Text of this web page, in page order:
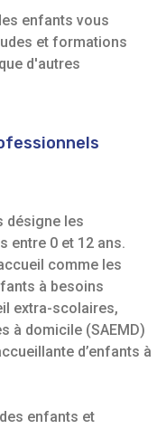
enfants vous
et formations
d'autres
désigne les
entre 0 et 12 ans.
comme les
à besoins
extra-scolaires,
à domicile (SAEMD)
d’enfants à
enfants et